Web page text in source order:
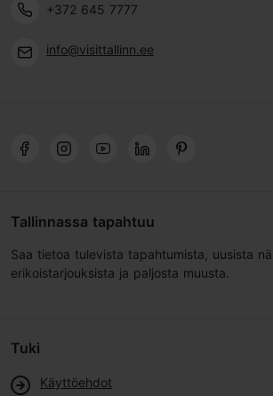
+372 645 7777
info@visittallinn.ee
Tallinnassa tapahtuu
Saa tietoa tulevista tapahtumista, uusista
erikoistarjouksista ja paljosta muusta.
Tuki
Käyttöehdot